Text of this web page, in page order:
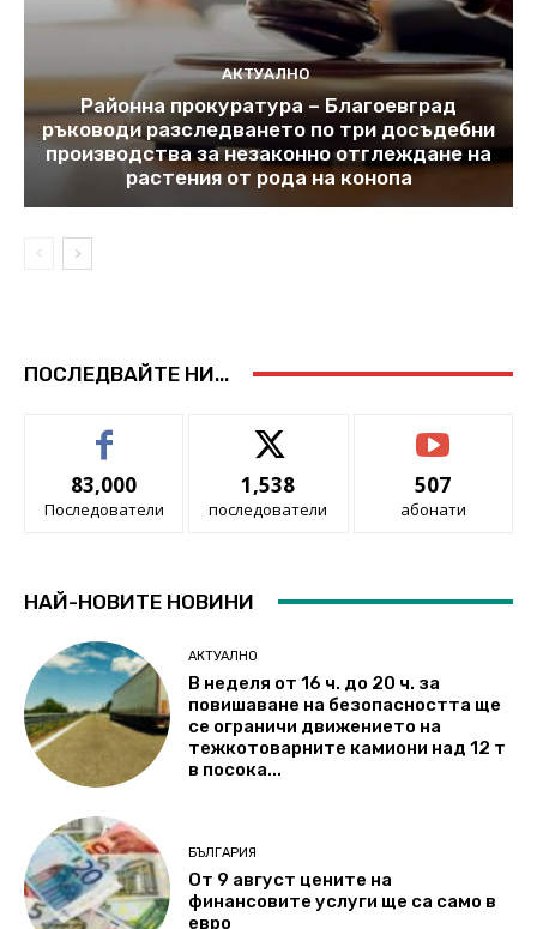
АКТУАЛНО
Районна прокуратура – Благоевград
ръководи разследването по три досъдебни
производства за незаконно отглеждане на
растения от рода на конопа
ПОСЛЕДВАЙТЕ НИ...
83,000
Последователи
1,538
последователи
507
абонати
НАЙ-НОВИТЕ НОВИНИ
АКТУАЛНО
В неделя от 16 ч. до 20 ч. за
повишаване на безопасността ще
се ограничи движението на
тежкотоварните камиони над 12 т
в посока...
БЪЛГАРИЯ
От 9 август цените на
финансовите услуги ще са само в
евро